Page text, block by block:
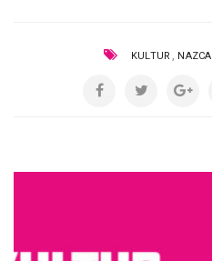
KULTUR NAZCA